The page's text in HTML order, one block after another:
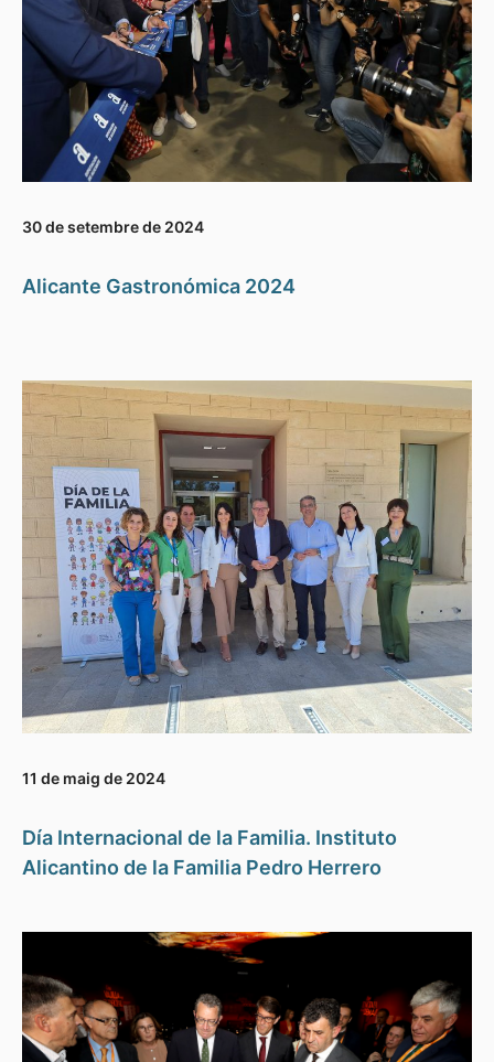
30 de setembre de 2024
Alicante Gastronómica 2024
11 de maig de 2024
Día Internacional de la Familia. Instituto
Alicantino de la Familia Pedro Herrero